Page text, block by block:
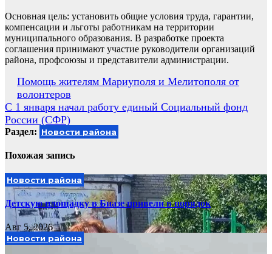
Основная цель: установить общие условия труда, гарантии,
компенсации и льготы работникам на территории
муниципального образования. В разработке проекта
соглашения принимают участие руководители организаций
района, профсоюзы и представители администрации.
Навигация
по
записям
Помощь жителям Мариуполя и Мелитополя от
волонтеров
С 1 января начал работу единый Социальный фонд
России (СФР)
Раздел: Новости района
Похожая запись
Новости района
Детскую площадку в Биазе привели в порядок
Авг 5, 2026
Новости района